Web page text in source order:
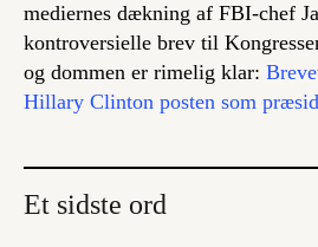
mediernes dækning af FBI-chef
kontroversielle brev til
og dommen er rimelig klar:
Hillary Clinton posten som
Et sidste ord